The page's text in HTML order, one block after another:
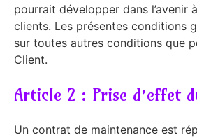
pourrait développer dans l’avenir
clients. Les présentes conditions
sur toutes autres conditions que
Client.
Article 2 : Prise d’effet
Un contrat de maintenance est